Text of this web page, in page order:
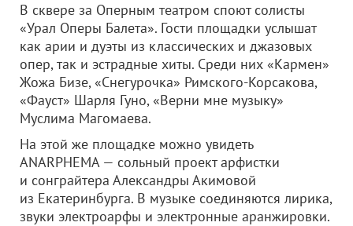
В сквере за Оперным театром споют солисты
«Урал Оперы Балета». Гости площадки услышат
как арии и дуэты из классических и джазовых
опер, так и эстрадные хиты. Среди них «Кармен»
Жожа Бизе, «Снегурочка» Римского-Корсакова,
«Фауст» Шарля Гуно, «Верни мне музыку»
Муслима Магомаева.
На этой же площадке можно увидеть
ANARPHEMA — сольный проект арфистки
и сонграйтера Александры Акимовой
из Екатеринбурга. В музыке соединяются лирика,
звуки электроарфы и электронные аранжировки.